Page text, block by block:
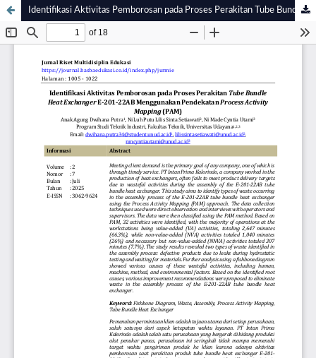
Identifikasi Aktivitas Pemborosan pada Proses Perakitan Tube Bundle Heat Exchanger E-201-22AB Menggunakan Pendekatan Process Activity Mapping (PAM)